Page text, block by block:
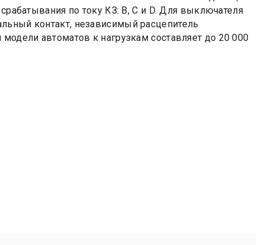
по току КЗ: B, C и D. Для выключателя
контакт, независимый расцепитель
автоматов к нагрузкам составляет до 20 000